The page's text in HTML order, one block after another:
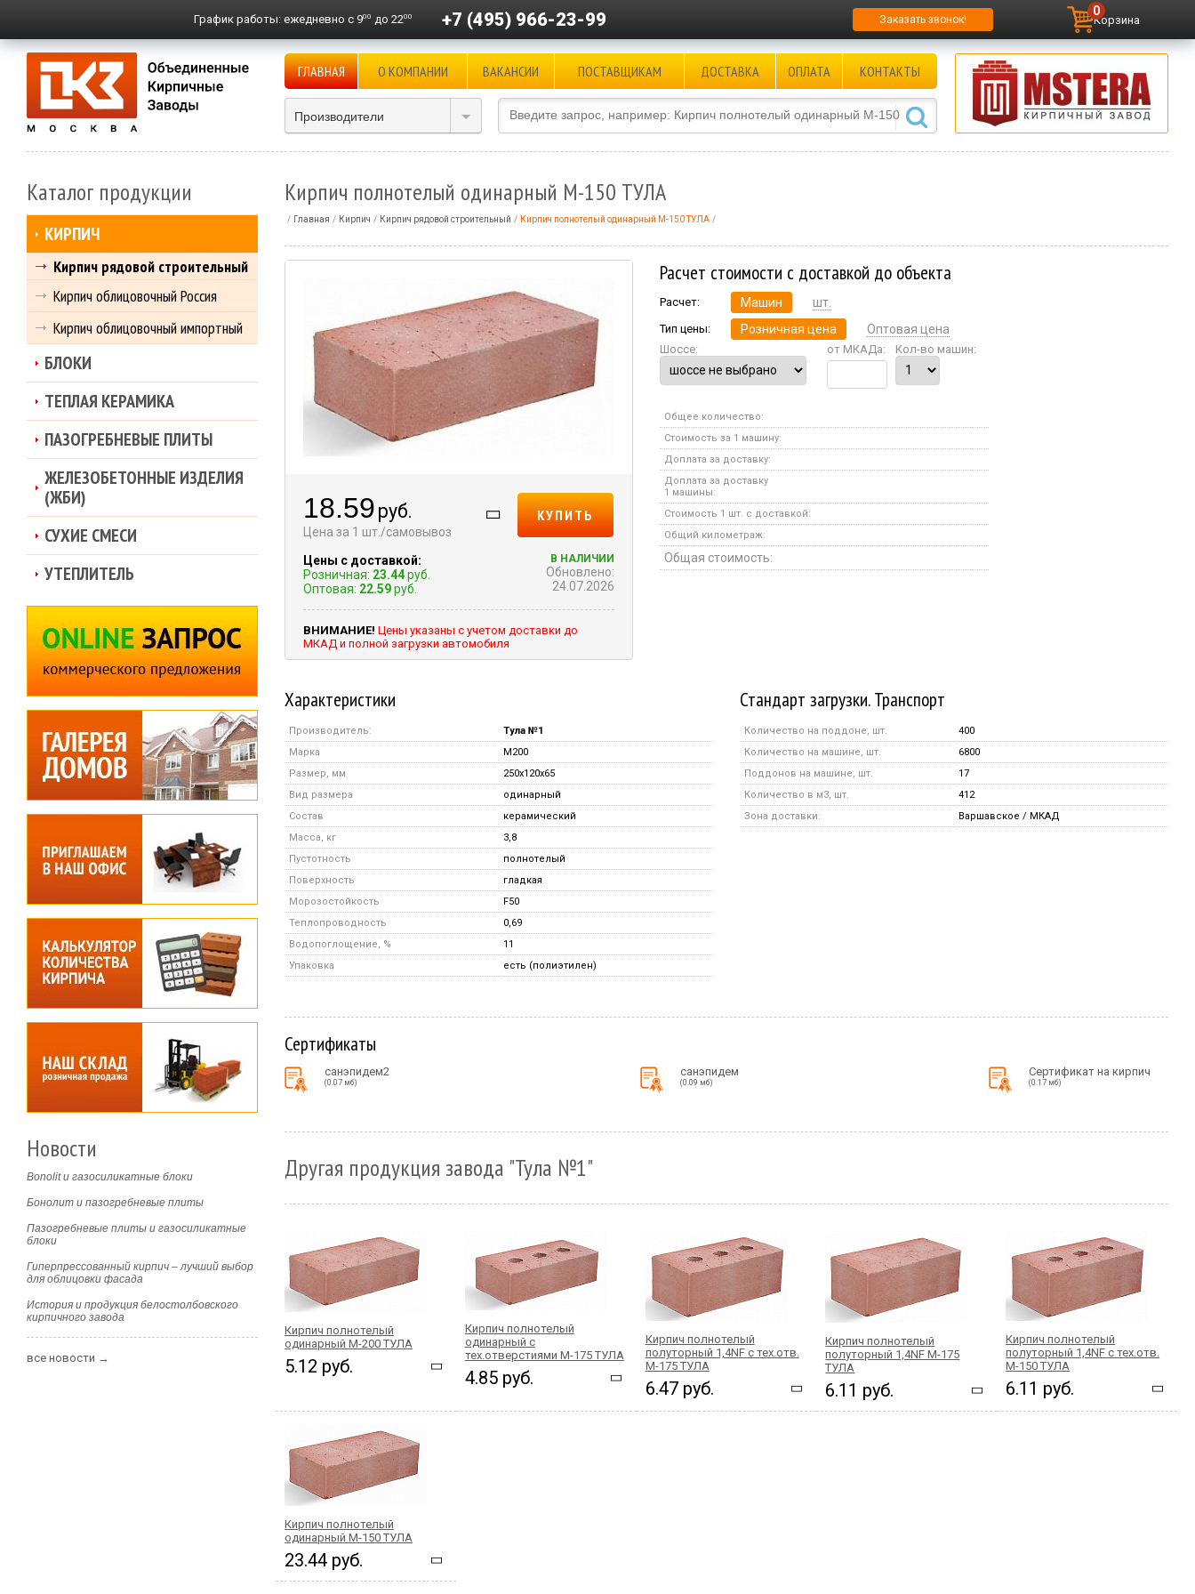
График работы: ежедневно с 900 до 2200 +7 (495) 966-23-99 Заказать звонок! Корзина
0
ГЛАВНАЯ О КОМПАНИИ ВАКАНСИИ ПОСТАВЩИКАМ ДОСТАВКА ОПЛАТА КОНТАКТЫ
Производители
Кирпич полнотелый одинарный М-150 ТУЛА
Главная Кирпич Кирпич рядовой строительный Кирпич полнотелый одинарный М-150 ТУЛА
18.59 руб.
Цена за 1 шт./самовывоз
Цены с доставкой:
Розничная: 23.44руб.
Оптовая: 22.59руб.
КУПИТЬ
В НАЛИЧИИ
Обновлено:
24.07.2026
ВНИМАНИЕ! Цены указаны с учетом доставки до
МКАД и полной загрузки автомобиля
Расчет стоимости с доставкой до объекта
Расчет: Машин шт.
Тип цены: Розничная цена Оптовая цена
Шоссе: от МКАДа: Кол-во машин:
Общее количество:
Стоимость за 1 машину:
Доплата за доставку:
Доплата за доставку
1 машины:
Стоимость 1 шт. с доставкой:
Общий километраж:
Общая стоимость:
Характеристики
Производитель:
Тула №1
Марка
M200
Размер, мм
250x120x65
Вид размера
одинарный
Состав
керамический
Масса, кг
3,8
Пустотность
полнотелый
Поверхность
гладкая
Морозостойкость
F50
Теплопроводность
0,69
Водопоглощение, %
11
Упаковка
есть (полиэтилен)
Стандарт загрузки. Транспорт
Количество на поддоне, шт.
400
Количество на машине, шт.
6800
Поддонов на машине, шт.
17
Количество в м3, шт.
412
Зона доставки:
Варшавское / МКАД
Сертификаты
санэпидем2
(0.07 мб)
санэпидем
(0.09 мб)
Сертификат на кирпич
(0.17 мб)
Другая продукция завода "Тула №1"
Кирпич полнотелый
одинарный М-200 ТУЛА
5.12 руб.
Кирпич полнотелый
одинарный с
тех.отверстиями М-175 ТУЛА
4.85 руб.
Кирпич полнотелый
полуторный 1,4NF с тех.отв.
М-175 ТУЛА
6.47 руб.
Кирпич полнотелый
полуторный 1,4NF М-175
ТУЛА
6.11 руб.
Кирпич полнотелый
полуторный 1,4NF с тех.отв.
М-150 ТУЛА
6.11 руб.
Кирпич полнотелый
одинарный М-150 ТУЛА
23.44 руб.
Каталог продукции
КИРПИЧ
Кирпич рядовой строительный
Кирпич облицовочный Россия
Кирпич облицовочный импортный
БЛОКИ
ТЕПЛАЯ КЕРАМИКА
ПАЗОГРЕБНЕВЫЕ ПЛИТЫ
ЖЕЛЕЗОБЕТОННЫЕ ИЗДЕЛИЯ
(ЖБИ)
СУХИЕ СМЕСИ
УТЕПЛИТЕЛЬ
Новости
Bonolit и газосиликатные блоки
Бонолит и пазогребневые плиты
Пазогребневые плиты и газосиликатные
блоки
Гиперпрессованный кирпич – лучший выбор
для облицовки фасада
История и продукция белостолбовского
кирпичного завода
все новости →